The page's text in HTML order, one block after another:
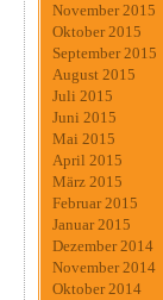
November 2015
Oktober 2015
September 2015
August 2015
Juli 2015
Juni 2015
Mai 2015
April 2015
März 2015
Februar 2015
Januar 2015
Dezember 2014
November 2014
Oktober 2014